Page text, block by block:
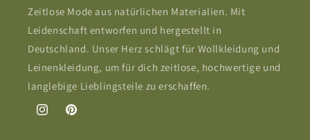
Zeitlose Mode aus natürlichen Materialien. Mit
Leidenschaft entworfen und hergestellt in
Deutschland. Unser Herz schlägt für Wollkleidung und
Leinenkleidung, um für dich zeitlose, hochwertige und
langlebige Lieblingsteile zu erschaffen.
InstagramPinterest